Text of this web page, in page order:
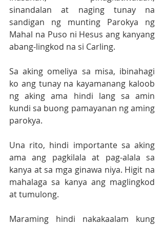
sinandalan at naging tunay na
sandigan ng munting Parokya ng
Mahal na Puso ni Hesus ang kanyang
abang-lingkod na si Carling.
Sa aking omeliya sa misa, ibinahagi
ko ang tunay na kayamanang kaloob
ng aking ama hindi lang sa amin
kundi sa buong pamayanan ng aming
parokya.
Una rito, hindi importante sa aking
ama ang pagkilala at pag-alala sa
kanya at sa mga ginawa niya. Higit na
mahalaga sa kanya ang maglingkod
at tumulong.
Maraming hindi nakakaalam kung